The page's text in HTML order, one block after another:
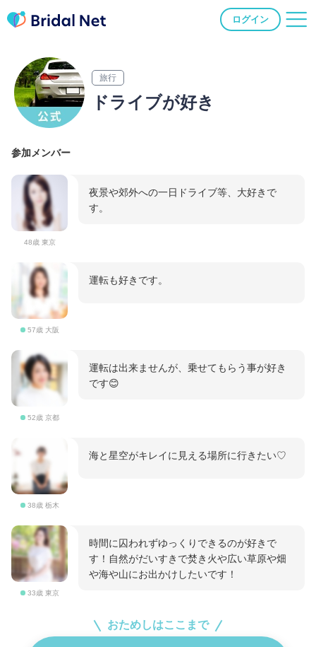
ログイン
旅行
ドライブが好き
参加メンバー
48歳 東京
夜景や郊外への一日ドライブ等、大好きで
す。
57歳 大阪
運転も好きです。
52歳 京都
運転は出来ませんが、乗せてもらう事が好き
です😊
38歳 栃木
海と星空がキレイに見える場所に行きたい♡
33歳 東京
時間に囚われずゆっくりできるのが好きで
す！自然がだいすきで焚き火や広い草原や畑
や海や山にお出かけしたいです！
おためしはここまで